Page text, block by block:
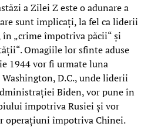
a Zilei Z este o adunare a
sunt implicați, la fel ca liderii
„crime împotriva păcii“ și
Omagiile lor sfinte aduse
1944 vor fi urmate luna
D.C., unde liderii
Biden, vor pune în
împotriva Rusiei și vor
operațiuni împotriva Chinei.